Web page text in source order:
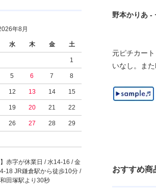
年8月
水 木 金 土
1
5 6 7 8
12 13 14 15
19 20 21 22
26 27 28 29
赤字が休業日 / 水14-16 / 金
18 JR鎌倉駅から徒歩10分 /
田塚駅より30秒
野本かりあ
元ピチカー
いなし。ま
おすすめ商